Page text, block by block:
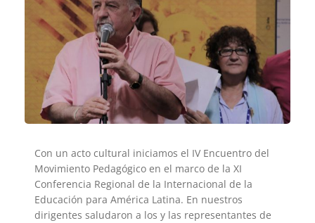
Con un acto cultural iniciamos el IV Encuentro del
Movimiento Pedagógico en el marco de la XI
Conferencia Regional de la Internacional de la
Educación para América Latina. En nuestros
dirigentes saludaron a los y las representantes de